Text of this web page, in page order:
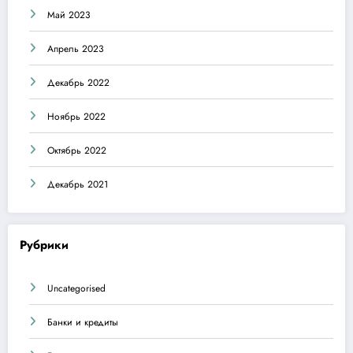
Май 2023
Апрель 2023
Декабрь 2022
Ноябрь 2022
Октябрь 2022
Декабрь 2021
Рубрики
Uncategorised
Банки и кредиты